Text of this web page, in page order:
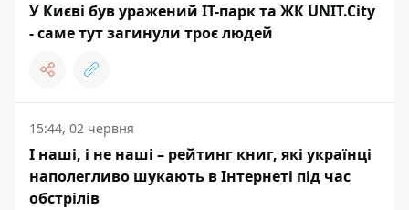
У Києві був уражений ІТ-парк та ЖК UNIT.City
- саме тут загинули троє людей
15:44, 02 червня
І наші, і не наші – рейтинг книг, які українці
наполегливо шукають в Інтернеті під час
обстрілів